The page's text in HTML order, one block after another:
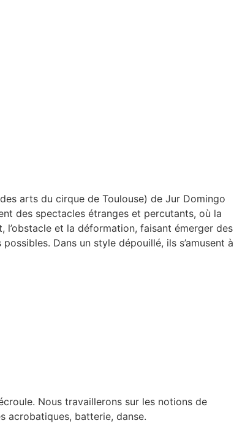
arts du cirque de Toulouse) de Jur Domingo
des spectacles étranges et percutants, où la
l’obstacle et la déformation, faisant émerger des
Dans un style dépouillé, ils s’amusent à
Nous travaillerons sur les notions de
acrobatiques, batterie, danse.